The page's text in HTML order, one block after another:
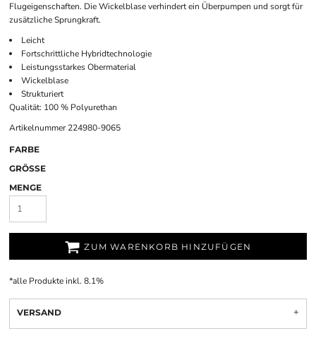
Flugeigenschaften. Die Wickelblase verhindert ein Überpumpen und sorgt für
zusätzliche Sprungkraft.
Leicht
Fortschrittliche Hybridtechnologie
Leistungsstarkes Obermaterial
Wickelblase
Strukturiert
Qualität: 100 % Polyurethan
Artikelnummer 224980-9065
FARBE
GRÖSSE
MENGE
ZUM WARENKORB HINZUFÜGEN
*alle Produkte inkl. 8.1%
VERSAND